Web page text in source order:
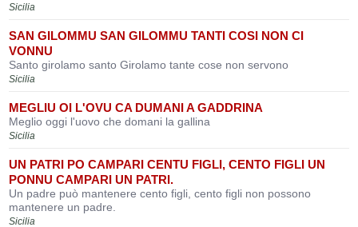
Sicilia
SAN GILOMMU SAN GILOMMU TANTI COSI NON CI
VONNU
Santo girolamo santo Girolamo tante cose non servono
Sicilia
MEGLIU OI L'OVU CA DUMANI A GADDRINA
Meglio oggi l'uovo che domani la gallina
Sicilia
UN PATRI PO CAMPARI CENTU FIGLI, CENTO FIGLI UN
PONNU CAMPARI UN PATRI.
Un padre può mantenere cento figli, cento figli non possono
mantenere un padre.
Sicilia